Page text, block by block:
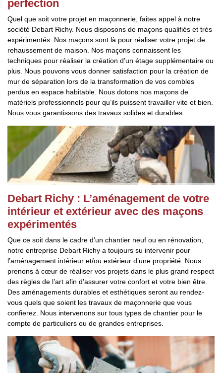
perfection
Quel que soit votre projet en maçonnerie, faites appel à notre
société Debart Richy. Nous disposons de maçons qualifiés et très
expérimentés. Nos maçons sont là pour réaliser votre projet de
rehaussement de maison. Nos maçons connaissent les
techniques pour réaliser la création d’un étage supplémentaire ou
plus. Nous pouvons vous donner satisfaction pour la création de
mur de séparation lors de la transformation de vos combles
perdus en espace habitable. Nous dotons nos maçons de
matériels professionnels pour qu’ils puissent travailler vite et bien.
Nous vous garantissons des travaux solides et durables.
Debart Richy : L’aménagement de votre
intérieur et extérieur avec des maçons
expérimentés
Que ce soit dans le cadre d’un chantier neuf ou en rénovation,
notre entreprise Debart Richy a toujours su intervenir pour
l’aménagement intérieur et/ou extérieur d’une propriété. Nous
prenons à cœur de réaliser vos projets dans le plus grand respect
des règles de l’art afin d’assurer votre confort et votre bien être.
Des aménagements durables et esthétiques seront au rendez-
vous quels que soient les travaux de maçonnerie que vous
confierez. Nous intervenons sur tous types de chantier pour le
compte de particuliers ou de grandes entreprises.